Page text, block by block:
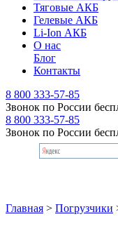
Тяговые АКБ
Гелевые АКБ
Li-Ion АКБ
О нас
Блог
Контакты
8 800 333-57-85
Звонок по России
8 800 333-57-85
Звонок по России
Главная > Погрузчики